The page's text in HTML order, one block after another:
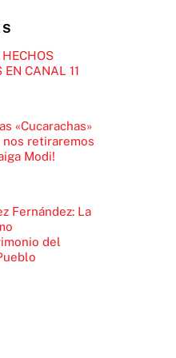
HECHOS
EN CANAL 11
«Cucarachas»
nos retiraremos
Modi!
Fernández: La
del